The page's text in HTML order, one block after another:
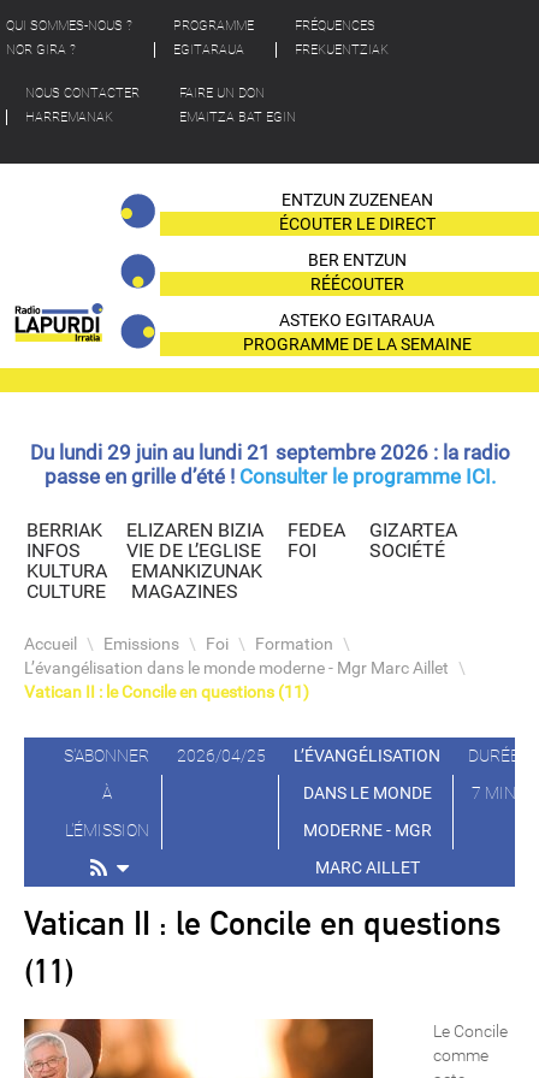
QUI SOMMES-NOUS ?
NOR GIRA ?
PROGRAMME
EGITARAUA
FRÉQUENCES
FREKUENTZIAK
NOUS CONTACTER
HARREMANAK
FAIRE UN DON
EMAITZA BAT EGIN
ENTZUN ZUZENEAN
ÉCOUTER LE DIRECT
BER ENTZUN
RÉÉCOUTER
ASTEKO EGITARAUA
PROGRAMME DE LA SEMAINE
Du lundi 29 juin au lundi 21 septembre 2026 : la radio
passe en grille d’été ! Consulter le programme ICI.
BERRIAK
INFOS
ELIZAREN BIZIA
VIE DE L’EGLISE
FEDEA
FOI
GIZARTEA
SOCIÉTÉ
KULTURA
CULTURE
EMANKIZUNAK
MAGAZINES
Accueil \ Emissions \ Foi \ Formation \
L’évangélisation dans le monde moderne - Mgr Marc Aillet \
Vatican II : le Concile en questions (11)
S'ABONNER
À
L'ÉMISSION
2026/04/25
L’ÉVANGÉLISATION
DANS LE MONDE
MODERNE - MGR
MARC AILLET
DURÉE
7 MIN
Vatican II : le Concile en questions
(11)
Le Concile
comme